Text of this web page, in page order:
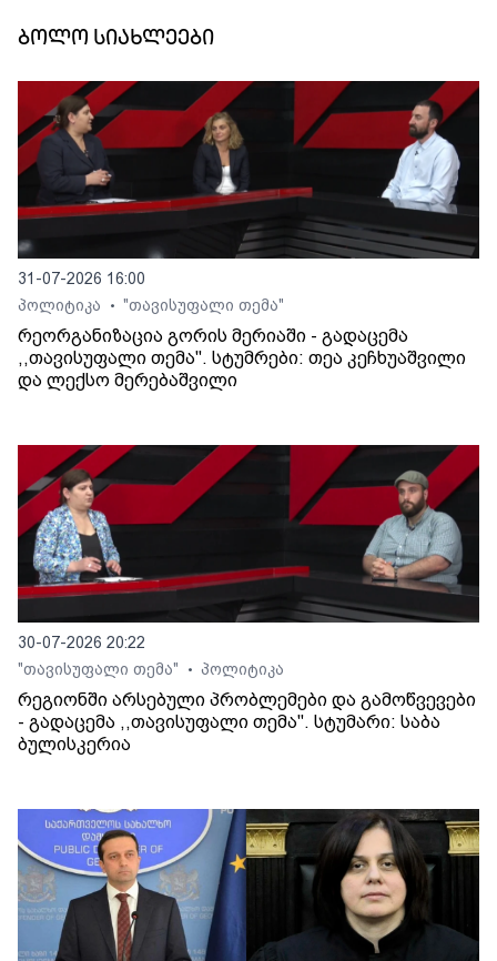
ბოლო სიახლეები
31-07-2026 16:00
პოლიტიკა
• "თავისუფალი თემა"
რეორგანიზაცია გორის მერიაში - გადაცემა
,,თავისუფალი თემა". სტუმრები: თეა კეჩხუაშვილი
და ლექსო მერებაშვილი
30-07-2026 20:22
"თავისუფალი თემა"
• პოლიტიკა
რეგიონში არსებული პრობლემები და გამოწვევები
- გადაცემა ,,თავისუფალი თემა". სტუმარი: საბა
ბულისკერია